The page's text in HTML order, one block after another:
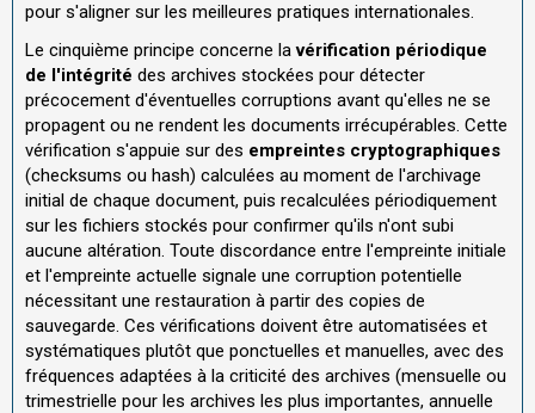
pour s'aligner sur les meilleures pratiques internationales.
Le cinquième principe concerne lavérification périodique
de l'intégrité des archives stockées pour détecter
précocement d'éventuelles corruptions avant qu'elles ne se
propagent ou ne rendent les documents irrécupérables. Cette
vérification s'appuie sur des empreintes cryptographiques
(checksums ou hash) calculées au moment de l'archivage
initial de chaque document, puis recalculées périodiquement
sur les fichiers stockés pour confirmer qu'ils n'ont subi
aucune altération. Toute discordance entre l'empreinte initiale
et l'empreinte actuelle signale une corruption potentielle
nécessitant une restauration à partir des copies de
sauvegarde. Ces vérifications doivent être automatisées et
systématiques plutôt que ponctuelles et manuelles, avec des
fréquences adaptées à la criticité des archives (mensuelle ou
trimestrielle pour les archives les plus importantes, annuelle